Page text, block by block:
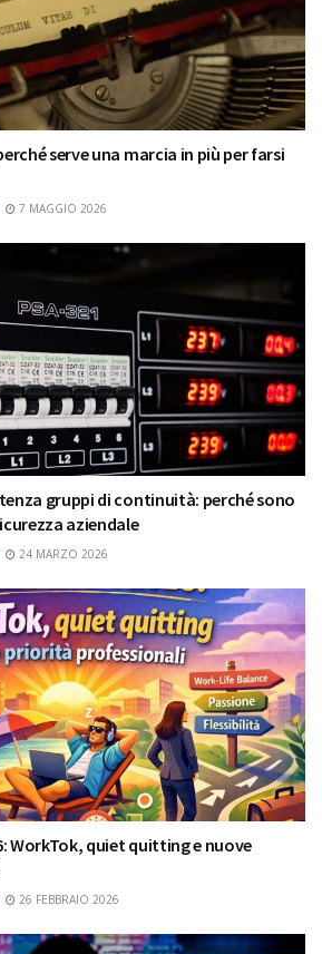
serve una marcia in più per farsi
7 MAGGIO 2026
gruppi di continuità: perché sono
aziendale
24 MARZO 2026
WorkTok, quiet quitting e nuove
26 FEBBRAIO 2026